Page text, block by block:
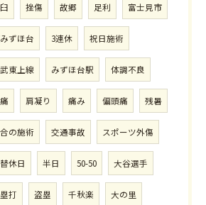
挫傷 故郷 足利 富士見市
ずほ台 3連休 祝日施術
東上線 みずほ台駅 体調不良
肩凝り 痛み 偏頭痛 残暑
の施術 交通事故 スポーツ外傷
休日 半日 50-50 大谷選手
打 盗塁 千秋楽 大の里